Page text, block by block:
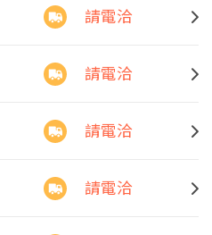
請電洽
請電洽
請電洽
請電洽